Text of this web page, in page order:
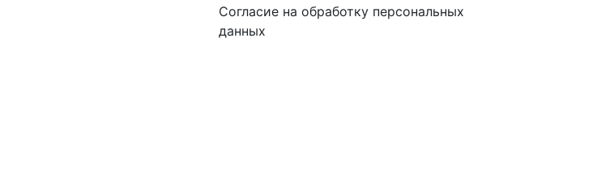
Согласие на обработку персональных
данных